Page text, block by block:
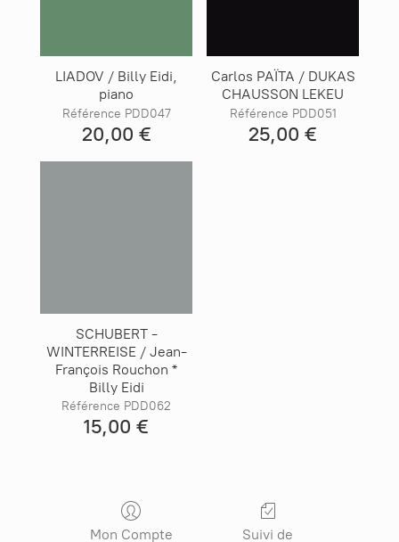
LIADOV / Billy Eidi,
piano
Référence PDD047
20,00 €
Carlos PAÏTA / DUKAS
CHAUSSON LEKEU
Référence PDD051
25,00 €
SCHUBERT -
WINTERREISE / Jean-
François Rouchon *
Billy Eidi
Référence PDD062
15,00 €
Mon Compte Suivi de